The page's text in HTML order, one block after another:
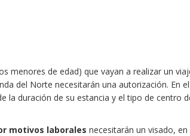
menores de edad) que vayan a realizar un
del Norte necesitarán una autorización. En
la duración de su estancia y el tipo de centro
motivos laborales necesitarán un visado, en